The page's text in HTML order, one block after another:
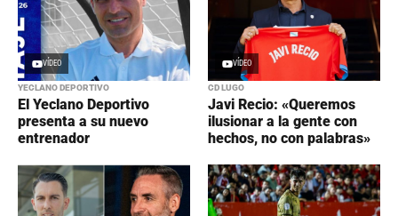
VÍDEO
YECLANO DEPORTIVO
El Yeclano Deportivo
presenta a su nuevo
entrenador
VÍDEO
CD LUGO
Javi Recio: «Queremos
ilusionar a la gente con
hechos, no con palabras»